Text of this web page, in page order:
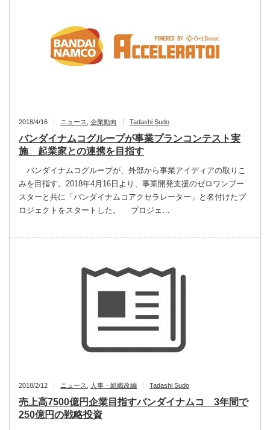
2018/4/16 ニュース 企業動向 Tadashi Sudo
バンダイナムコグループが事業プランコンテスト実
施 起業家との連携を目指す
バンダイナムコグループが、外部から事業アイディアの取りこ
みを目指す。2018年4月16日より、事業開発支援のゼロワンブー
スターと共に「バンダイナムコアクセラレーター」と名付けたプ
ロジェクトをスタートした。 プロジェ…
2018/2/12 ニュース 人事・組織改編 Tadashi Sudo
売上高7500億円企業目指すバンダイナムコ 3年間で
250億円の戦略投資